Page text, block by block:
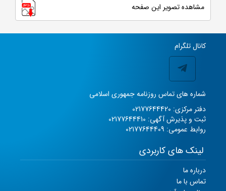
مشاهده تصویر این صفحه
کانال تلگرام
شماره های تماس روزنامه جمهوری اسلامی
دفتر مرکزی: 02177644420
ثبت و پذیرش آگهی: 02177644410
روابط عمومی: 02177644409
لینک های کاربردی
درباره ما
تماس با ما